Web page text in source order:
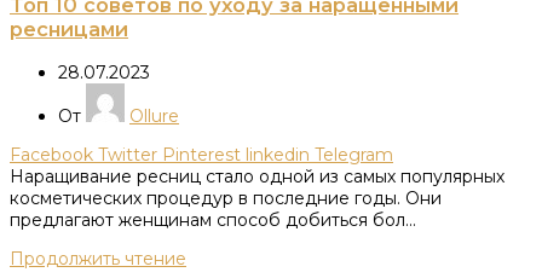
Топ 10 советов по уходу за наращенными
ресницами
28.07.2023
От
Ollure
Facebook Twitter Pinterest linkedin Telegram
Наращивание ресниц стало одной из самых популярных
косметических процедур в последние годы. Они
предлагают женщинам способ добиться бол...
Продолжить чтение